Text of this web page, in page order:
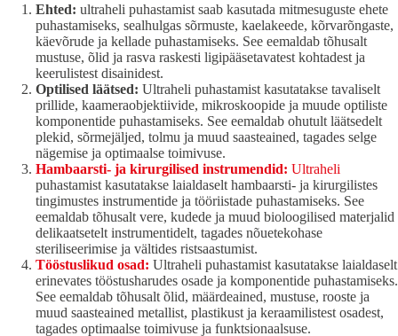
Ehted: ultraheli puhastamist saab kasutada mitmesuguste ehete
puhastamiseks, sealhulgas sõrmuste, kaelakeede, kõrvarõngaste,
käevõrude ja kellade puhastamiseks. See eemaldab tõhusalt
mustuse, õlid ja rasva raskesti ligipääsetavatest kohtadest ja
keerulistest disainidest.
Optilised läätsed: Ultraheli puhastamist kasutatakse tavaliselt
prillide, kaameraobjektiivide, mikroskoopide ja muude optiliste
komponentide puhastamiseks. See eemaldab ohutult läätsedelt
plekid, sõrmejäljed, tolmu ja muud saasteained, tagades selge
nägemise ja optimaalse toimivuse.
Hambaarsti- ja kirurgilised instrumendid: Ultraheli
puhastamist kasutatakse laialdaselt hambaarsti- ja kirurgilistes
tingimustes instrumentide ja tööriistade puhastamiseks. See
eemaldab tõhusalt vere, kudede ja muud bioloogilised materjalid
delikaatsetelt instrumentidelt, tagades nõuetekohase
steriliseerimise ja vältides ristsaastumist.
Tööstuslikud osad: Ultraheli puhastamist kasutatakse laialdaselt
erinevates tööstusharudes osade ja komponentide puhastamiseks.
See eemaldab tõhusalt õlid, määrdeained, mustuse, rooste ja
muud saasteained metallist, plastikust ja keraamilistest osadest,
tagades optimaalse toimivuse ja funktsionaalsuse.